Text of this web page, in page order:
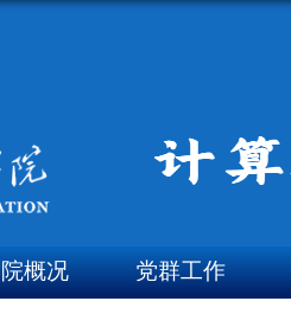
概况 党群工作